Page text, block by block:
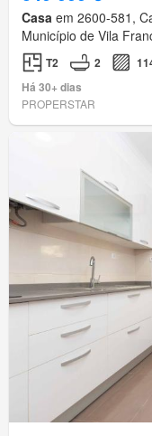
Casa em 2600-581,
Município de Vila
T2 2
Há 30+ dias
PROPERSTAR